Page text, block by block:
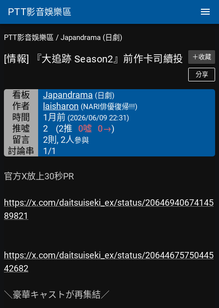
PTT影音娛樂區
PTT影音娛樂區 / Japandrama (日劇)
[情報] 『大追跡 Season2』前作卡司續投 ＋收藏
分享
看板 Japandrama (日劇)
作者 laisharon (NARI俳優復帰!!!)
時間 1月前 (2026/06/09 22:31)
推噓 2 (2推 0噓 0→)
留言
2則, 2人參與
討論串 1/1
官方X放上30秒PR
https://x.com/daitsuiseki_ex/status/20646940674145
89821
https://x.com/daitsuiseki_ex/status/20644675750445
42682
＼豪華キャストが再集結／